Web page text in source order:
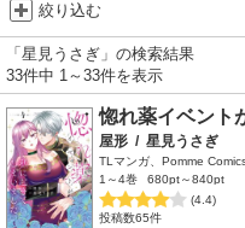
絞り込む
「星見うさぎ」の検索結果
33件中 1～33件を表示
惚れ薬イベント
屋形 / 星見うさぎ
TLマンガ、Pomme
1～4巻
680pt～840pt
(4.4)
投稿数65件